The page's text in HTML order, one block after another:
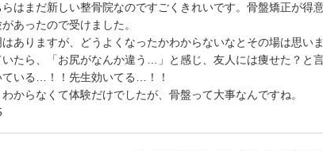
らはまだ新しい整骨院なのですごくきれいです。骨盤矯正が得
あったので受けました。
はありますが、どうよくなったかわからないなとその場は思い
いたら、「お尻がなんか違う…」と感じ、友人には痩せた？と言
ている…！！先生効いてる…！！
わからなくて体験だけでしたが、骨盤って大事なんですね。